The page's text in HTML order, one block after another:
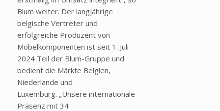
Blum weiter. Der langjährige
belgische Vertreter und
erfolgreiche Produzent von
Möbelkomponenten ist seit 1. Juli
2024 Teil der Blum-Gruppe und
bedient die Märkte Belgien,
Niederlande und
Luxemburg. „Unsere internationale
Präsenz mit 34